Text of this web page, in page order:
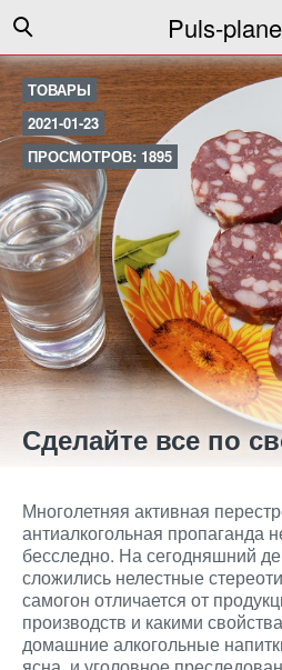
Puls-
ТОВАРЫ
2021-01-23
ПРОСМОТРОВ: 1895
Сделайте все по
Многолетняя активная
антиалкогольная пропаганда
бесследно. На сегодняшний
сложились нелестные
самогон отличается от
производств и какими
домашние алкогольные